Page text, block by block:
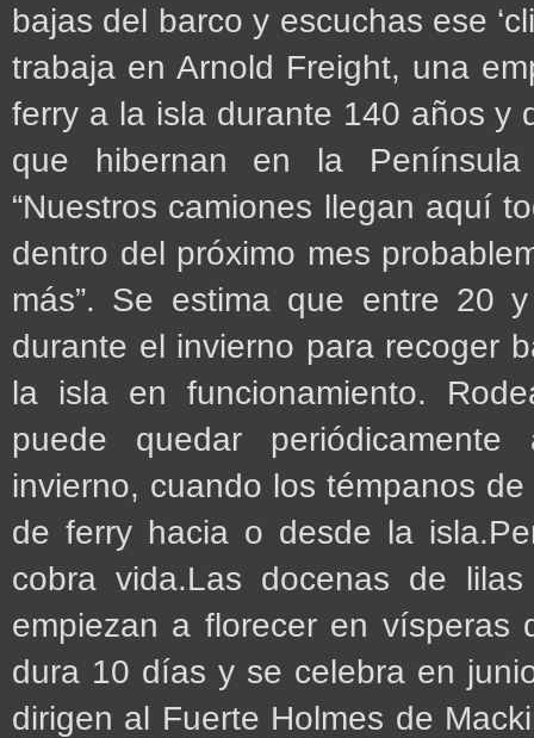
bajas del barco y escuchas ese
trabaja en Arnold Freight, una
ferry a la isla durante 140 años y
que hibernan en la
“Nuestros camiones llegan aquí
dentro del próximo mes
más”. Se estima que entre 20
durante el invierno para recoger
la isla en funcionamiento.
puede quedar
invierno, cuando los témpanos
de ferry hacia o desde la
cobra vida.Las docenas de
empiezan a florecer en vísperas
dura 10 días y se celebra en
dirigen al Fuerte Holmes de